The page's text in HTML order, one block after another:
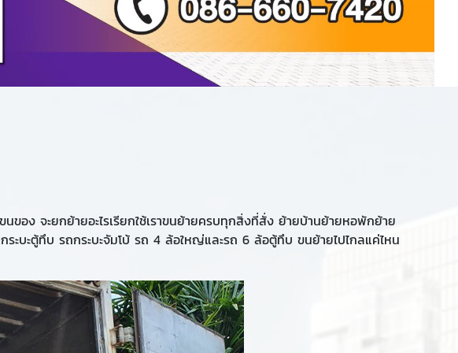
นของ จะยกย้ายอะไรเรียกใช้เราขนย้ายครบทุกสิ่งที่สั่ง ย้ายบ้านย้ายหอพักย้าย
ะบะตู้ทึบ รถกระบะจัมโบ้ รถ 4 ล้อใหญ่และรถ 6 ล้อตู้ทึบ ขนย้ายไปไกลแค่ไหน